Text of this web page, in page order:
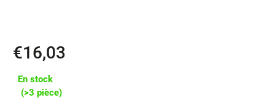
€16,03
En stock
(>3 pièce)